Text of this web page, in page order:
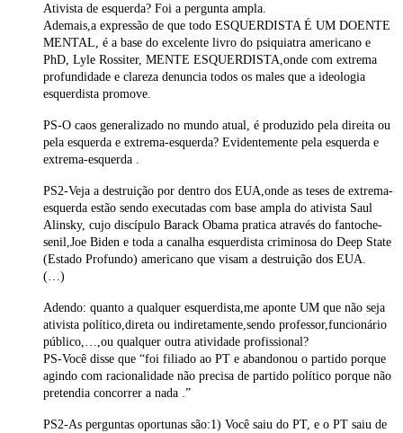
Ativista de esquerda? Foi a pergunta ampla.
Ademais,a expressão de que todo ESQUERDISTA É UM DOENTE
MENTAL, é a base do excelente livro do psiquiatra americano e
PhD, Lyle Rossiter, MENTE ESQUERDISTA,onde com extrema
profundidade e clareza denuncia todos os males que a ideologia
esquerdista promove.
PS-O caos generalizado no mundo atual, é produzido pela direita ou
pela esquerda e extrema-esquerda? Evidentemente pela esquerda e
extrema-esquerda .
PS2-Veja a destruição por dentro dos EUA,onde as teses de extrema-
esquerda estão sendo executadas com base ampla do ativista Saul
Alinsky, cujo discípulo Barack Obama pratica através do fantoche-
senil,Joe Biden e toda a canalha esquerdista criminosa do Deep State
(Estado Profundo) americano que visam a destruição dos EUA.
(…)
Adendo: quanto a qualquer esquerdista,me aponte UM que não seja
ativista político,direta ou indiretamente,sendo professor,funcionário
público,…,ou qualquer outra atividade profissional?
PS-Você disse que “foi filiado ao PT e abandonou o partido porque
agindo com racionalidade não precisa de partido político porque não
pretendia concorrer a nada .”
PS2-As perguntas oportunas são:1) Você saiu do PT, e o PT saiu de